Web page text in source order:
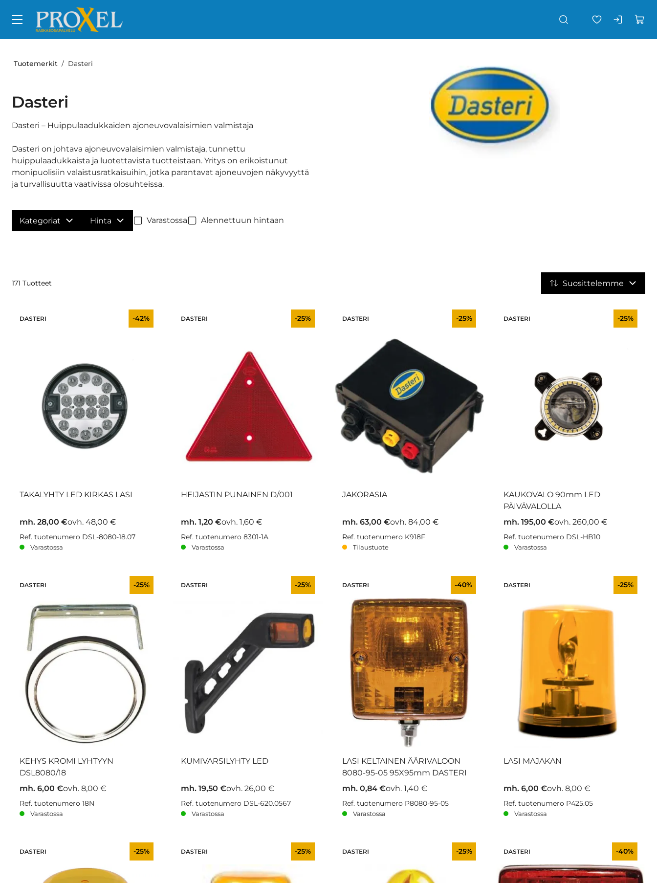
Tuotemerkit Dasteri
Dasteri
Dasteri – Huippulaadukkaiden ajoneuvovalaisimien valmistaja
Dasteri on johtava ajoneuvovalaisimien valmistaja, tunnettu
huippulaadukkaista ja luotettavista tuotteistaan. Yritys on erikoistunut
monipuolisiin valaistusratkaisuihin, jotka parantavat ajoneuvojen näkyvyyttä
ja turvallisuutta vaativissa olosuhteissa.
Kategoriat Hinta Varastossa Alennettuun hintaan
Suosittelemme
171 Tuotteet
DASTERI -42%
TAKALYHTY LED KIRKAS LASI
mh. 28,00 €ovh. 48,00 €
Ref. tuotenumero DSL-8080-18.07
Varastossa
DASTERI -25%
HEIJASTIN PUNAINEN D/001
mh. 1,20 €ovh. 1,60 €
Ref. tuotenumero 8301-1A
Varastossa
DASTERI -25%
JAKORASIA
mh. 63,00 €ovh. 84,00 €
Ref. tuotenumero K918F
Tilaustuote
DASTERI -25%
KAUKOVALO 90mm LED
PÄIVÄVALOLLA
mh. 195,00 €ovh. 260,00 €
Ref. tuotenumero DSL-HB10
Varastossa
DASTERI -25%
KEHYS KROMI LYHTYYN
DSL8080/18
mh. 6,00 €ovh. 8,00 €
Ref. tuotenumero 18N
Varastossa
DASTERI -25%
KUMIVARSILYHTY LED
mh. 19,50 €ovh. 26,00 €
Ref. tuotenumero DSL-620.0567
Varastossa
DASTERI -40%
LASI KELTAINEN ÄÄRIVALOON
8080-95-05 95X95mm DASTERI
mh. 0,84 €ovh. 1,40 €
Ref. tuotenumero P8080-95-05
Varastossa
DASTERI -25%
LASI MAJAKAN
mh. 6,00 €ovh. 8,00 €
Ref. tuotenumero P425.05
Varastossa
DASTERI -25% DASTERI -25% DASTERI -25% DASTERI -40%